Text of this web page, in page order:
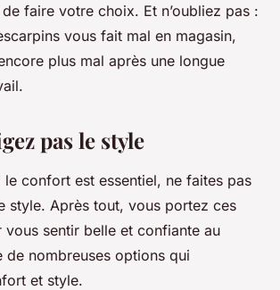
faire votre choix. Et n’oubliez pas :
vous fait mal en magasin,
plus mal après une longue
pas le style
le confort est essentiel, ne faites pas
style. Après tout, vous portez ces
vous sentir belle et confiante au
de nombreuses options qui
et style.